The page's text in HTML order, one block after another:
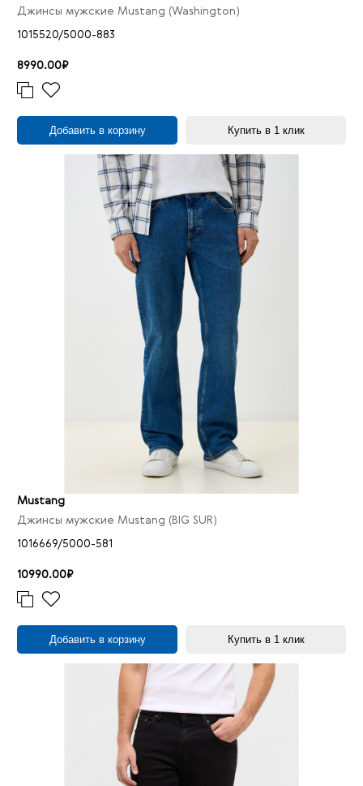
Джинсы мужские Mustang (Washington)
1015520/5000-883
8990.00₽
Добавить в корзину Купить в 1 клик
Mustang
Джинсы мужские Mustang (BIG SUR)
1016669/5000-581
10990.00₽
Добавить в корзину Купить в 1 клик